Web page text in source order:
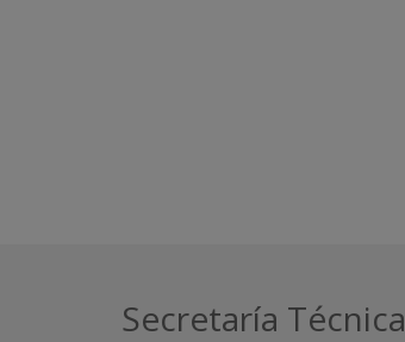
Secretaría Técnica